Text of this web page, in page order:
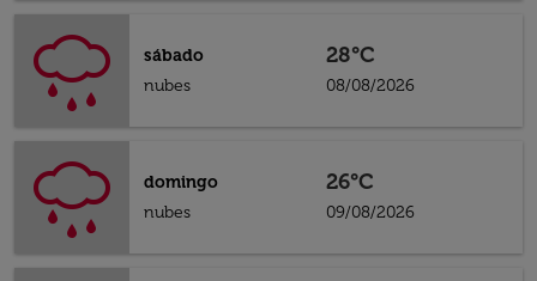
sábado
nubes
28°C
08/08/2026
domingo
nubes
26°C
09/08/2026